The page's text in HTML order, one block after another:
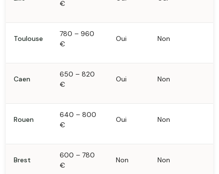
€
Toulouse
780 – 960
€
Oui Non
Caen
650 – 820
€
Oui Non
Rouen
640 – 800
€
Oui Non
Brest
600 – 780
€
Non Non